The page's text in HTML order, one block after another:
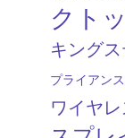
クト
キング
プライアンス
ワイヤレ